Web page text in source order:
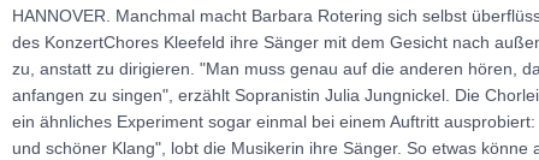
HANNOVER. Manchmal macht Barbara Rotering sich selbst
des KonzertChores Kleefeld ihre Sänger mit dem Gesicht nach
zu, anstatt zu dirigieren. "Man muss genau auf die anderen hören,
anfangen zu singen", erzählt Sopranistin Julia Jungnickel. Die
ein ähnliches Experiment sogar einmal bei einem Auftritt
und schöner Klang", lobt die Musikerin ihre Sänger. So etwas könne